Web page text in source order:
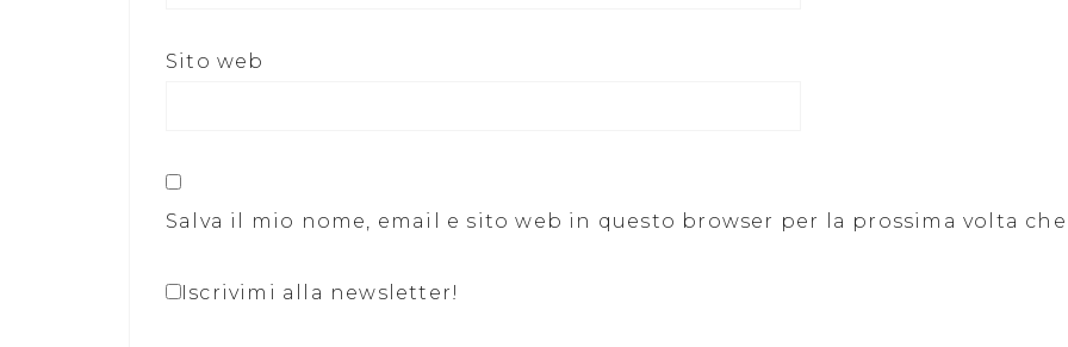
Sito web
Salva il mio nome, email e sito web in questo browser per la prossima volta
Iscrivimi alla newsletter!